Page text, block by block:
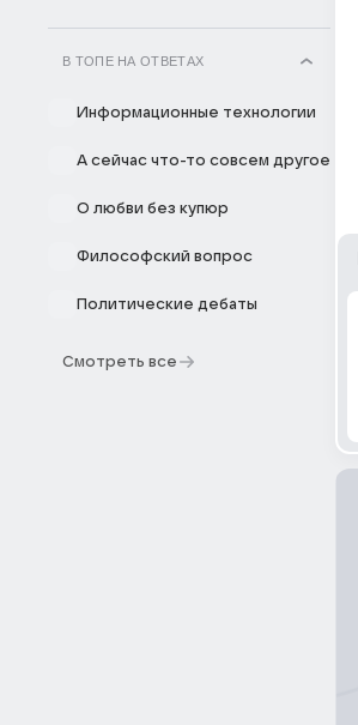
В ТОПЕ НА ОТВЕТАХ
Информационные технологии
А сейчас что-то совсем другое
О любви без купюр
Философский вопрос
Политические дебаты
Смотреть все